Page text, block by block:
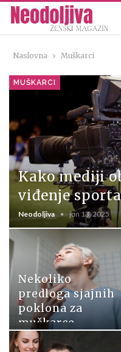
Naslovna Muškarci
MUŠKARCI
Kako mediji
viđenje
Neodoljiva jun 13, 2025
Nekoliko
predloga sjajnih
poklona za
muškarce